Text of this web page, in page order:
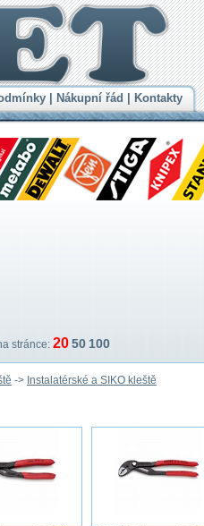
Nákupní řád Kontakty
stránce: 2050 100
-> Instalatérské a SIKO kleště